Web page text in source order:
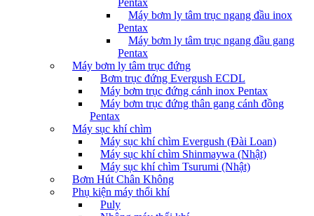
Pentax
Máy bơm ly tâm trục ngang đầu inox
Pentax
Máy bơm ly tâm trục ngang đầu gang
Pentax
Máy bơm ly tâm trục đứng
Bơm trục đứng Evergush ECDL
Máy bơm trục đứng cánh inox Pentax
Máy bơm trục đứng thân gang cánh đồng
Pentax
Máy sục khí chìm
Máy sục khí chìm Evergush (Đài Loan)
Máy sục khí chìm Shinmaywa (Nhật)
Máy sục khí chìm Tsurumi (Nhật)
Bơm Hút Chân Không
Phụ kiện máy thổi khí
Puly